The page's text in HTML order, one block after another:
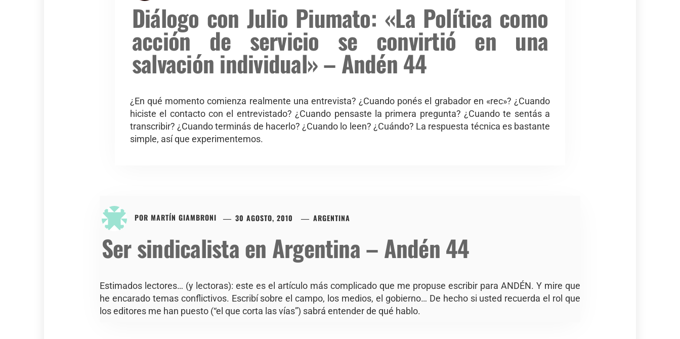
Diálogo con Julio Piumato: «La Política como
acción de servicio se convirtió en una
salvación individual» – Andén 44
¿En qué momento comienza realmente una entrevista? ¿Cuando ponés el grabador en «rec»? ¿Cuando
hiciste el contacto con el entrevistado? ¿Cuando pensaste la primera pregunta? ¿Cuando te sentás a
transcribir? ¿Cuando terminás de hacerlo? ¿Cuando lo leen? ¿Cuándo? La respuesta técnica es bastante
simple, así que experimentemos.
POR MARTÍN GIAMBRONI 30 AGOSTO, 2010 ARGENTINA
Ser sindicalista en Argentina – Andén 44
Estimados lectores… (y lectoras): este es el artículo más complicado que me propuse escribir para ANDÉN. Y mire que
he encarado temas conflictivos. Escribí sobre el campo, los medios, el gobierno… De hecho si usted recuerda el rol que
los editores me han puesto (“el que corta las vías”) sabrá entender de qué hablo.